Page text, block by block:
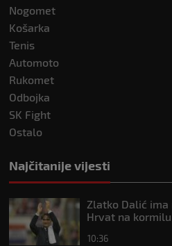
Nogomet
Košarka
Tenis
Automoto
Rukomet
Odbojka
SK Fight
Ostalo
Najčitanije vijesti
Zlatko Dalić
Hrvat na
10:36